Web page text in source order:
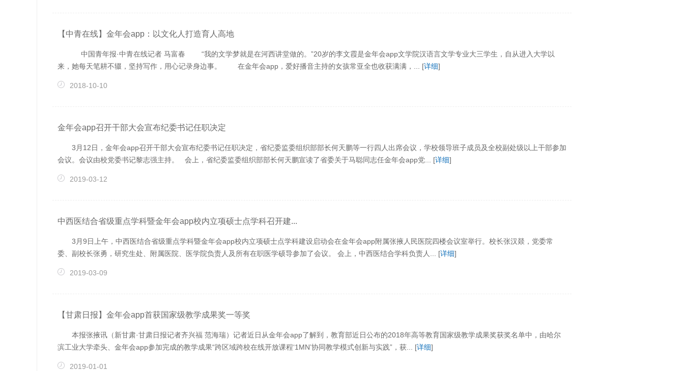
【中青在线】金年会app：以文化人打造育人高地
中国青年报·中青在线记者 马富春 “我的文学梦就是在河西讲堂做的。”20岁的李文霞是金年会app文学院汉语言文学专业大三学生，自从进入大学以
来，她每天笔耕不辍，坚持写作，用心记录身边事。 在金年会app，爱好播音主持的女孩常亚全也收获满满，... [详细]
2018-10-10
金年会app召开干部大会宣布纪委书记任职决定
3月12日，金年会app召开干部大会宣布纪委书记任职决定，省纪委监委组织部部长何天鹏等一行四人出席会议，学校领导班子成员及全校副处级以上干部参加
会议。会议由校党委书记黎志强主持。 会上，省纪委监委组织部部长何天鹏宣读了省委关于马聪同志任金年会app党... [详细]
2019-03-12
中西医结合省级重点学科暨金年会app校内立项硕士点学科召开建...
3月9日上午，中西医结合省级重点学科暨金年会app校内立项硕士点学科建设启动会在金年会app附属张掖人民医院四楼会议室举行。校长张汉燚，党委常
委、副校长张勇，研究生处、附属医院、医学院负责人及所有在职医学硕导参加了会议。 会上，中西医结合学科负责人... [详细]
2019-03-09
【甘肃日报】金年会app首获国家级教学成果奖一等奖
本报张掖讯（新甘肃·甘肃日报记者齐兴福 范海瑞）记者近日从金年会app了解到，教育部近日公布的2018年高等教育国家级教学成果奖获奖名单中，由哈尔
滨工业大学牵头、金年会app参加完成的教学成果“跨区域跨校在线开放课程‘1MN’协同教学模式创新与实践”，获... [详细]
2019-01-01